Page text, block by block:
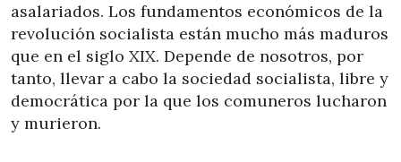
asalariados. Los fundamentos económicos de la
revolución socialista están mucho más maduros
que en el siglo XIX. Depende de nosotros, por
tanto, llevar a cabo la sociedad socialista, libre y
democrática por la que los comuneros lucharon
y murieron.